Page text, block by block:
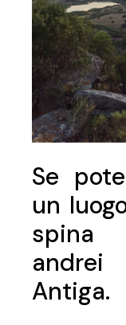
Se
un
spina
andrei
Antiga.